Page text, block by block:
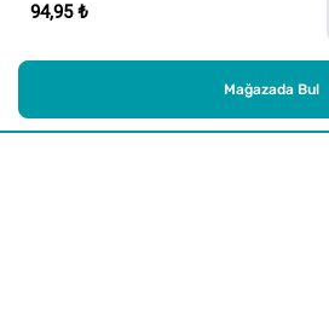
94,95 ₺
Mağazada Bul